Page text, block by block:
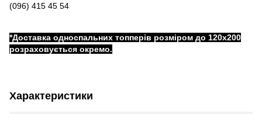
(096) 415 45 54
*Доставка односпальних топперів розміром до 120x200
розраховується окремо.
Характеристики